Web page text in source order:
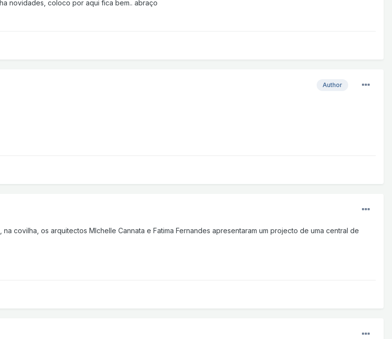
novidades, coloco por aqui fica bem.. abraço
Author
, na covilha, os arquitectos MIchelle Cannata e Fatima Fernandes apresentaram um projecto de uma central de